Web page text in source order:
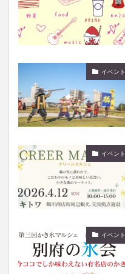
イベント
イベント
イベント